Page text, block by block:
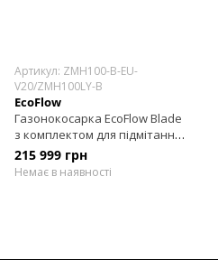
Артикул: ZMH100-B-EU-
V20/ZMH100LY-B
EcoFlow
Газонокосарка EcoFlow Blade
з комплектом для підмітання
газону
215 999 грн
Немає в наявності